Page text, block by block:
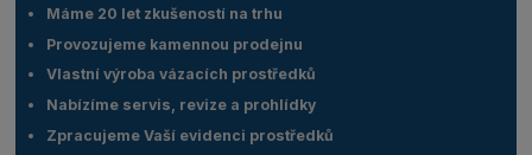
Máme 20 let zkušeností na trhu
Provozujeme kamennou prodejnu
Vlastní výroba vázacích prostředků
Nabízíme servis, revize a prohlídky
Zpracujeme Vaší evidenci prostředků